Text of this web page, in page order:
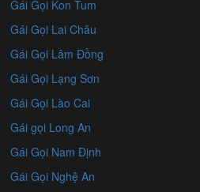
Gái Gọi Kon Tum
Gái Gọi Lai Châu
Gái Gọi Lâm Đồng
Gái Gọi Lạng Sơn
Gái Gọi Lào Cai
Gái gọi Long An
Gái Gọi Nam Định
Gái Gọi Nghệ An